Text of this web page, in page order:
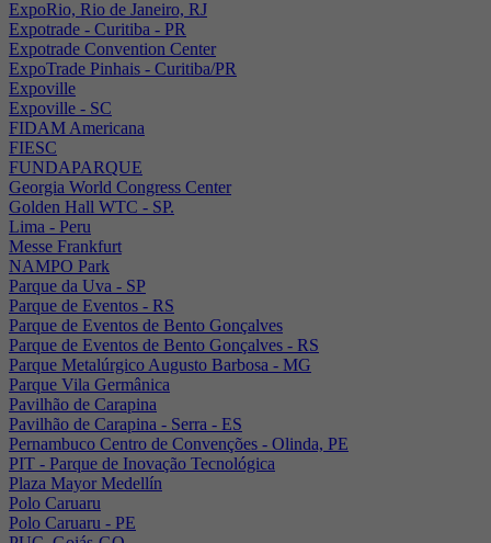
ExpoRio, Rio de Janeiro, RJ
Expotrade - Curitiba - PR
Expotrade Convention Center
ExpoTrade Pinhais - Curitiba/PR
Expoville
Expoville - SC
FIDAM Americana
FIESC
FUNDAPARQUE
Georgia World Congress Center
Golden Hall WTC - SP.
Lima - Peru
Messe Frankfurt
NAMPO Park
Parque da Uva - SP
Parque de Eventos - RS
Parque de Eventos de Bento Gonçalves
Parque de Eventos de Bento Gonçalves - RS
Parque Metalúrgico Augusto Barbosa - MG
Parque Vila Germânica
Pavilhão de Carapina
Pavilhão de Carapina - Serra - ES
Pernambuco Centro de Convenções - Olinda, PE
PIT - Parque de Inovação Tecnológica
Plaza Mayor Medellín
Polo Caruaru
Polo Caruaru - PE